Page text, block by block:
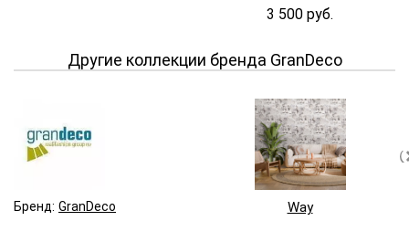
3 500 руб.
Другие коллекции бренда GranDeco
Бренд: GranDeco Way